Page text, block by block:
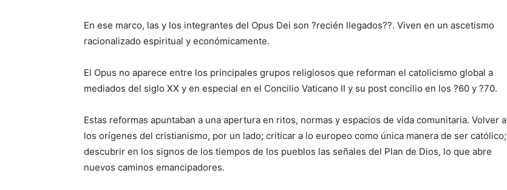
En ese marco, las y los integrantes del Opus Dei son ?recién llegados??. Viven en un ascetismo
racionalizado espiritual y económicamente.
El Opus no aparece entre los principales grupos religiosos que reforman el catolicismo global a
mediados del siglo XX y en especial en el Concilio Vaticano II y su post concilio en los ?60 y ?70.
Estas reformas apuntaban a una apertura en ritos, normas y espacios de vida comunitaria. Volver a
los orígenes del cristianismo, por un lado; criticar a lo europeo como única manera de ser católico;
descubrir en los signos de los tiempos de los pueblos las señales del Plan de Dios, lo que abre
nuevos caminos emancipadores.